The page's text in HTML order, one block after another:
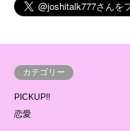
カテゴリー
PICKUP!!
恋愛